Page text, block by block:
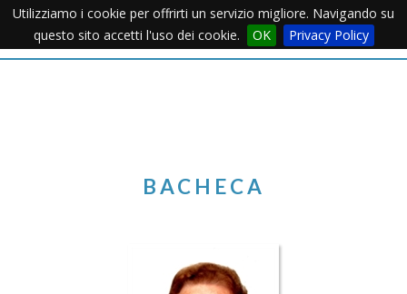
Utilizziamo i cookie per offrirti un servizio migliore. Navigando su
questo sito accetti l'uso dei cookie.
OK Privacy PolicyMenu
BACHECA